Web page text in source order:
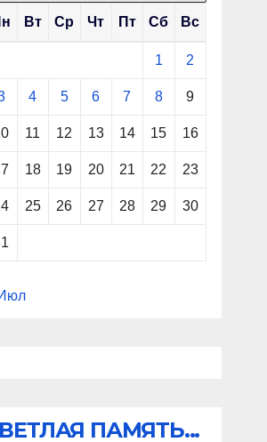
Вт Ср Чт Пт Сб Вс
1 2
4 5 6 7 8 9
11 12 13 14 15 16
18 19 20 21 22 23
25 26 27 28 29 30
ПАМЯТЬ...